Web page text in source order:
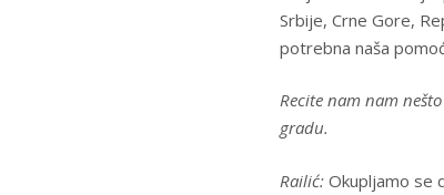
Srbije, Crne Gore,
potrebna naša
Recite nam nam
gradu.
Railić: Okupljamo se